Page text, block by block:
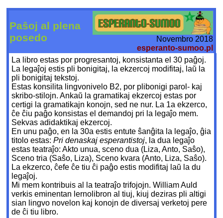
Paŝoj al plena
posedo
Novembro 2018
esperanto-sumoo.pl
La libro estas por progresantoj, konsistanta el 30 paĝoj.
La legaĵoj estis pli bonigitaj, la ekzercoj modifitaj, laŭ la
pli bonigitaj tekstoj.
Estas konsilita lingvonivelo B2, por plibonigi parol- kaj
skribo-stilojn. Ankaŭ la gramatikaj ekzercoj estas por
certigi la gramatikajn konojn, sed ne nur. La 1a ekzerco,
ĉe ĉiu paĝo konsistas el demandoj pri la legaĵo mem.
Sekvas adidaktikaj ekzercoj.
En unu paĝo, en la 30a estis entute ŝanĝita la legaĵo, ĝia
titolo estas:Pri denaskaj esperantistoj, la dua legaĵo
estas teatraĵo: Akto unua, sceno dua (Liza, Anto, Saŝo),
Sceno tria (Saŝo, Liza), Sceno kvara (Anto, Liza, Saŝo).
La ekzerco, ĉefe ĉe tiu ĉi paĝo estis modifitaj laŭ la du
legaĵoj.
Mi mem kontribuis al la teatraĵo trifojojn. William Auld
verkis eminentan lernolibron al tiuj, kiuj deziras pli altigi
sian lingvo novelon kaj konojn de diversaj verketoj pere
de ĉi tiu libro.